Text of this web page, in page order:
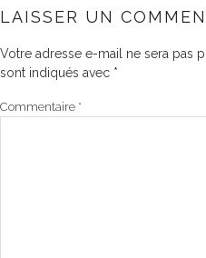
LAISSER UN
Votre adresse e-mail ne sera pas
sont indiqués avec *
Commentaire *